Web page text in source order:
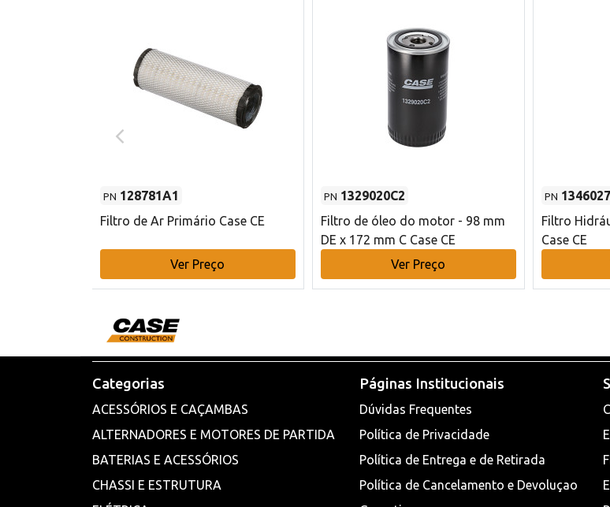
PN 128781A1
Filtro de Ar Primário Case CE
Ver Preço
PN 1329020C2
Filtro de óleo do motor - 98 mm
DE x 172 mm C Case CE
Ver Preço
PN
Filtro
Case CE
Categorias
ACESSÓRIOS E CAÇAMBAS
ALTERNADORES E MOTORES DE PARTIDA
BATERIAS E ACESSÓRIOS
CHASSI E ESTRUTURA
Páginas Institucionais
Dúvidas Frequentes
Política de Privacidade
Política de Entrega e de Retirada
Política de Cancelamento e Devoluçao